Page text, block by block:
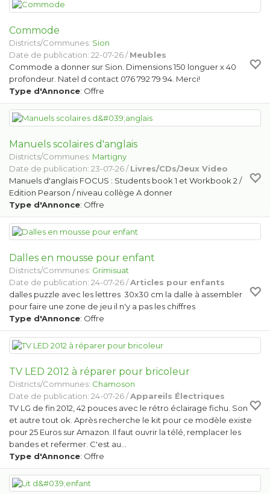
Commode
Districts/Communes: Sion
Date de publication: 22-07-26 /Meubles
Commode a donner sur Sion. Dimensions 150 longuer x 40
profondeur. Natel d contact 076 792 79 94. Merci!
Type d'Annonce: Offre
Manuels scolaires d'anglais
Districts/Communes: Martigny
Date de publication: 23-07-26 /Livres/CDs/Jeux Video
Manuels d'anglais FOCUS : Students book 1 et Workbook 2 /
Edition Pearson / niveau collège A donner
Type d'Annonce: Offre
Dalles en mousse pour enfant
Districts/Communes: Grimisuat
Date de publication: 24-07-26 /Articles pour enfants
dalles puzzle avec les lettres 30x30 cm la dalle à assembler
pour faire une zone de jeu il n'y a pas les chiffres
Type d'Annonce: Offre
TV LED 2012 à réparer pour bricoleur
Districts/Communes: Chamoson
Date de publication: 24-07-26 /Appareils Électriques
TV LG de fin 2012, 42 pouces avec le rétro éclairage fichu. Son
et autre tout ok. Après recherche le kit pour ce modèle existe
pour 25 Euros sur Amazon. Il faut ouvrir la télé, remplacer les
bandes et refermer. C'est au…
Type d'Annonce: Offre